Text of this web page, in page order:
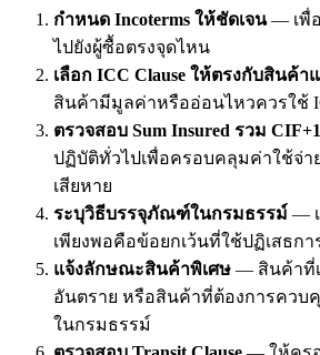
กำหนด Incoterms ให้ชัดเจน— เพื่อ
ไปยังผู้ซื้อตรงจุดไหน
เลือก ICC Clause ให้ตรงกับสินค้า
สินค้ามีมูลค่าหรืออ่อนไหวควรใช้
ตรวจสอบ Sum Insured รวม
ปฏิบัติทั่วไปเพื่อครอบคลุมค่าใช้จ่า
เสียหาย
ระบุวิธีบรรจุภัณฑ์ในกรมธรรม์ —
เพียงพอคือข้อยกเว้นที่ใช้ปฏิเสธก
แจ้งลักษณะสินค้าพิเศษ — สินค้าที่
อันตราย หรือสินค้าที่ต้องการคว
ในกรมธรรม์